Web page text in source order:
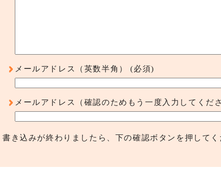
メールアドレス（英数半角） (必須)
メールアドレス（確認のためもう一度入力してくだ
書き込みが終わりましたら、下の確認ボタンを押して